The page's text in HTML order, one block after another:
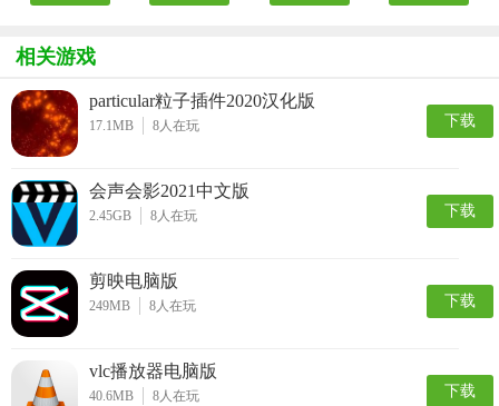
相关游戏
particular粒子插件2020汉化版
17.1MB 8人在玩 下载
会声会影2021中文版
2.45GB 8人在玩 下载
剪映电脑版
249MB 8人在玩 下载
vlc播放器电脑版
40.6MB 8人在玩 下载